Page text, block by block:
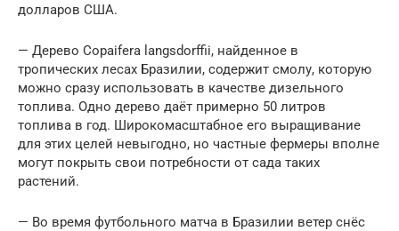
долларов США.
— Дерево Copaifera langsdorffii, найденное в
тропических лесах Бразилии, содержит смолу, которую
можно сразу использовать в качестве дизельного
топлива. Одно дерево даёт примерно 50 литров
топлива в год. Широкомасштабное его выращивание
для этих целей невыгодно, но частные фермеры вполне
могут покрыть свои потребности от сада таких
растений.
— Во время футбольного матча в Бразилии ветер снёс